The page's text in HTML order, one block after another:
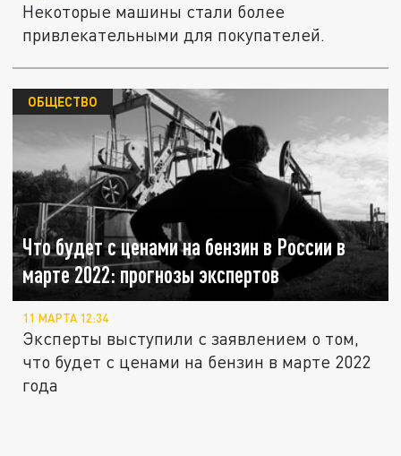
Некоторые машины стали более
привлекательными для покупателей.
Что будет с ценами на бензин в России в
марте 2022: прогнозы экспертов
ОБЩЕСТВО
11 МАРТА 12:34
Эксперты выступили с заявлением о том,
что будет с ценами на бензин в марте 2022
года